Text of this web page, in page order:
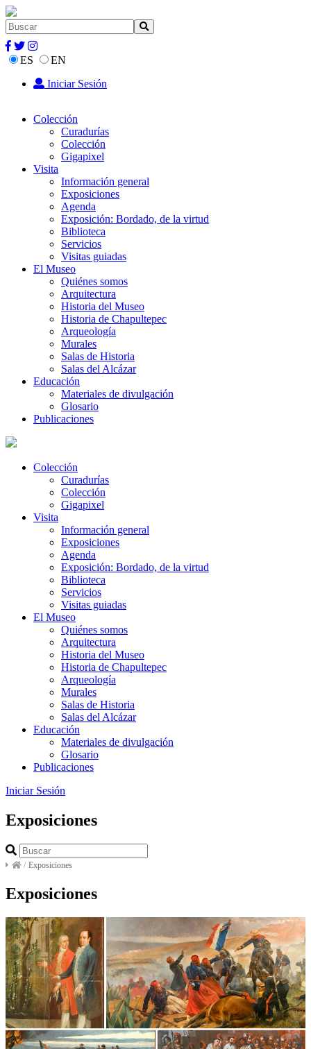
ES
EN
Iniciar Sesión
Colección
Curadurías
Colección
Gigapixel
Visita
Información general
Exposiciones
Agenda
Exposición: Bordado, de la virtud
Biblioteca
Servicios
Visitas guiadas
El Museo
Quiénes somos
Arquitectura
Historia del Museo
Historia de Chapultepec
Arqueología
Murales
Salas de Historia
Salas del Alcázar
Educación
Materiales de divulgación
Glosario
Publicaciones
Colección
Curadurías
Colección
Gigapixel
Visita
Información general
Exposiciones
Agenda
Exposición: Bordado, de la virtud
Biblioteca
Servicios
Visitas guiadas
El Museo
Quiénes somos
Arquitectura
Historia del Museo
Historia de Chapultepec
Arqueología
Murales
Salas de Historia
Salas del Alcázar
Educación
Materiales de divulgación
Glosario
Publicaciones
Iniciar Sesión
Exposiciones
/ Exposiciones
Exposiciones